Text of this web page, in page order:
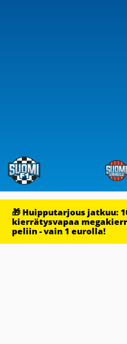
🎁 Huipputarjous jatkuu:
kierrätysvapaa
peliin - vain 1 eurolla!